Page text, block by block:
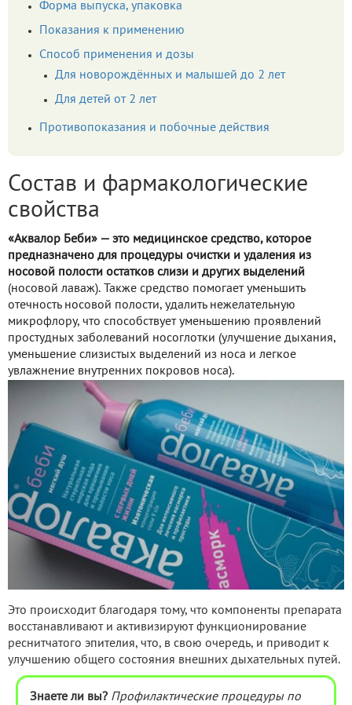
Форма выпуска, упаковка
Показания к применению
Способ применения и дозы
Для новорождённых и малышей до 2 лет
Для детей от 2 лет
Противопоказания и побочные действия
Состав и фармакологические
свойства
«Аквалор Беби» — это медицинское средство, которое
предназначено для процедуры очистки и удаления из
носовой полости остатков слизи и других выделений
(носовой лаваж). Также средство помогает уменьшить
отечность носовой полости, удалить нежелательную
микрофлору, что способствует уменьшению проявлений
простудных заболеваний носоглотки (улучшение дыхания,
уменьшение слизистых выделений из носа и легкое
увлажнение внутренних покровов носа).
Это происходит благодаря тому, что компоненты препарата
восстанавливают и активизируют функционирование
реснитчатого эпителия, что, в свою очередь, и приводит к
улучшению общего состояния внешних дыхательных путей.
Знаете ли вы? Профилактические процедуры по